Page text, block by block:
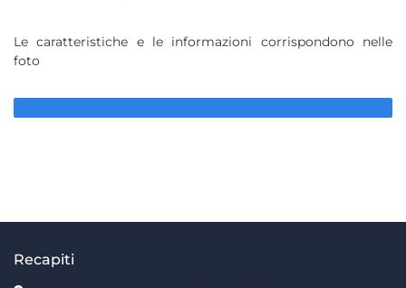
Le caratteristiche e le informazioni corrispondono nelle
foto
Recapiti